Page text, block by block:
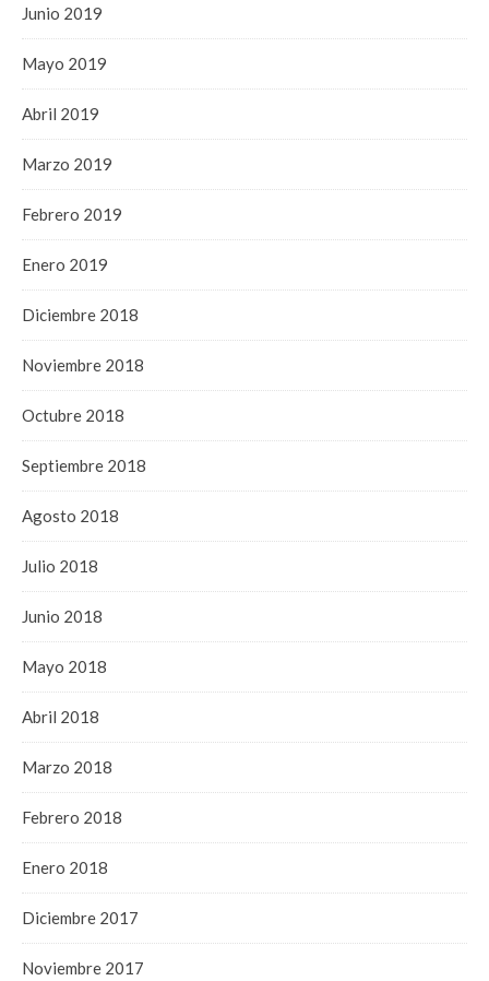
Junio 2019
Mayo 2019
Abril 2019
Marzo 2019
Febrero 2019
Enero 2019
Diciembre 2018
Noviembre 2018
Octubre 2018
Septiembre 2018
Agosto 2018
Julio 2018
Junio 2018
Mayo 2018
Abril 2018
Marzo 2018
Febrero 2018
Enero 2018
Diciembre 2017
Noviembre 2017